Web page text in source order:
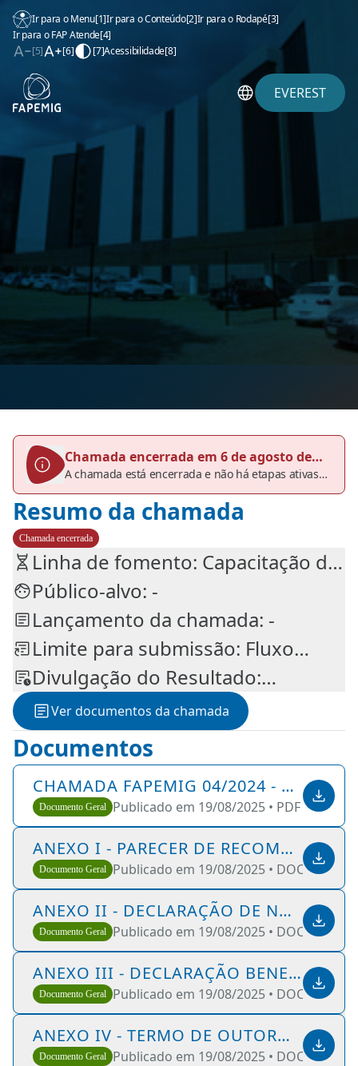
Ir para o Menu[1]Ir para o Conteúdo[2]Ir para o Rodapé[3]
Ir para o FAP Atende[4]
[5]
[6] [7]Acessibilidade[8]
EVEREST
Chamada encerrada em 6 de agosto de
2026
A chamada está encerrada e não há etapas ativas
no momento. Consulte o histórico, se necessário.
Resumo da chamada
Chamada encerrada
Linha de fomento: Capacitação de
Pessoas
Público-alvo: -
Lançamento da chamada: -
Limite para submissão: Fluxo
contínuo
Divulgação do Resultado:
Avaliação contínua
Ver documentos da chamada
Documentos
CHAMADA FAPEMIG 04/2024 - BOLSAS DE PÓS-GRADUAÇÃO PELO PROGRAMA DE CAPACITAÇÃO DE RECURSOS HUMANOS - PCRH
Documento Geral Publicado em 19/08/2025 • PDF •350 KB
ANEXO I - PARECER DE
Documento Geral Publicado em 19/08/2025 • DOCX •46 KB
ANEXO II - DECLARAÇÃO DE NÃO
Documento Geral Publicado em 19/08/2025 • DOCX •46 KB
ANEXO III - DECLARAÇÃO
Documento Geral Publicado em 19/08/2025 • DOCX •46 KB
ANEXO IV - TERMO DE OUTORGA COM
Documento Geral Publicado em 19/08/2025 • DOCX •63 KB